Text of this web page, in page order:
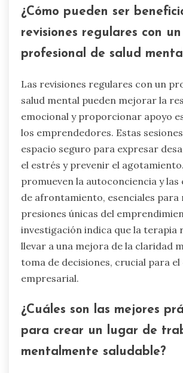
¿Cómo pueden ser
revisiones regulares con un
profesional de salud
Las revisiones regulares con un
salud mental pueden mejorar la
emocional y proporcionar apoyo
los emprendedores. Estas
espacio seguro para expresar
el estrés y prevenir el
promueven la autoconciencia y
de afrontamiento, esenciales para
presiones únicas del
investigación indica que la terapia
llevar a una mejora de la claridad
toma de decisiones, crucial para el
empresarial.
¿Cuáles son las mejores
para crear un lugar de
mentalmente saludable?